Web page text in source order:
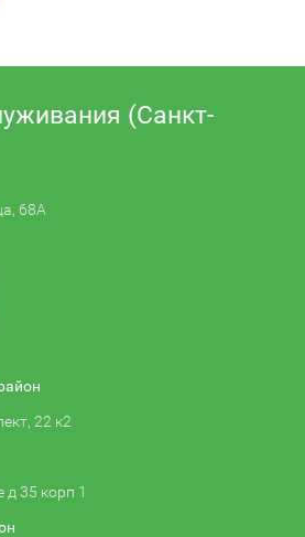
(Санкт-
68А
22 к2
д 35 корп 1